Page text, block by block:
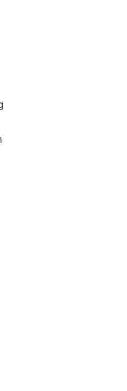
kết nối dễ dàng
(Ảnh: Internet)
phục vụ hành
Liberty (EWR)
từ các sân bay này